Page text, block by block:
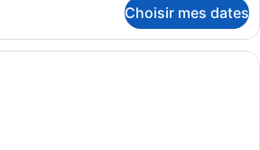
Choisir mes dates